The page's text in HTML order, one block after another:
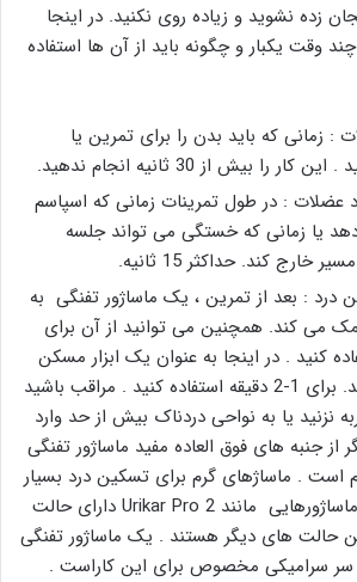
زده نشوید و زیاده روی نکنید. در اینجا
وقت یکبار و چگونه باید از آن ها استفاده
: زمانی که باید بدن را برای تمرین یا
را بیش از 30 ثانیه انجام ندهید.
عضلات : در طول تمرینات زمانی که اسپاسم
یا زمانی که خستگی می تواند جلسه
خارج کند. حداکثر 15 ثانیه.
درد : بعد از تمرین ، یک ماساژور تفنگی به
می کند. همچنین می توانید از آن برای
کنید . در اینجا به عنوان یک ابزار مسکن
موقت کار می کند. برای 1-2 دقیقه استفاده کنید . مراقب باشید
نزنید یا به نواحی دردناک بیش از حد وارد
از جنبه های فوق العاده مفید ماساژور تفنگی
است . ماساژهای گرم برای تسکین درد بسیار
حیاتی هستند . ماساژورهایی مانند Urikar Pro 2 دارای حالت
حالت های دیگر هستند . یک ماساژور تفنگی
سرامیکی مخصوص برای این کاراست .